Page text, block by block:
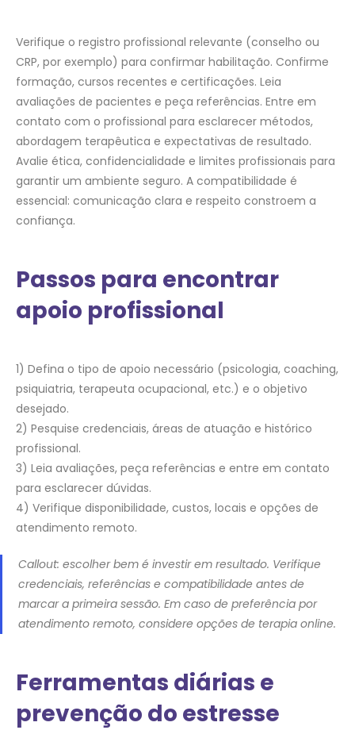
Verifique o registro profissional relevante (conselho ou
CRP, por exemplo) para confirmar habilitação. Confirme
formação, cursos recentes e certificações. Leia
avaliações de pacientes e peça referências. Entre em
contato com o profissional para esclarecer métodos,
abordagem terapêutica e expectativas de resultado.
Avalie ética, confidencialidade e limites profissionais para
garantir um ambiente seguro. A compatibilidade é
essencial: comunicação clara e respeito constroem a
confiança.
Passos para encontrar
apoio profissional
1) Defina o tipo de apoio necessário (psicologia, coaching,
psiquiatria, terapeuta ocupacional, etc.) e o objetivo
desejado.
2) Pesquise credenciais, áreas de atuação e histórico
profissional.
3) Leia avaliações, peça referências e entre em contato
para esclarecer dúvidas.
4) Verifique disponibilidade, custos, locais e opções de
atendimento remoto.
Callout: escolher bem é investir em resultado. Verifique
credenciais, referências e compatibilidade antes de
marcar a primeira sessão. Em caso de preferência por
atendimento remoto, considere opções de terapia online.
Ferramentas diárias e
prevenção do estresse